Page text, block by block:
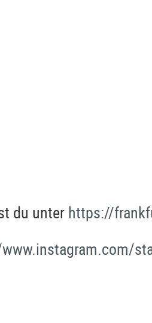
du unter https://